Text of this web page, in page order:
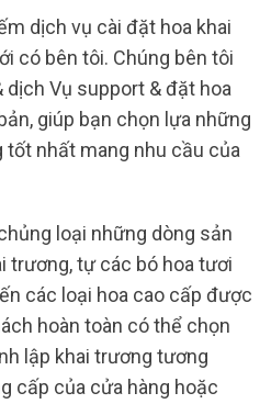
dịch vụ cài đặt hoa khai
có bên tôi. Chúng bên tôi
Vụ support & đặt hoa
giúp bạn chọn lựa những
nhất mang nhu cầu của
loại những dòng sản
trương, tự các bó hoa tươi
các loại hoa cao cấp được
hoàn toàn có thể chọn
lập khai trương tương
cấp của cửa hàng hoặc